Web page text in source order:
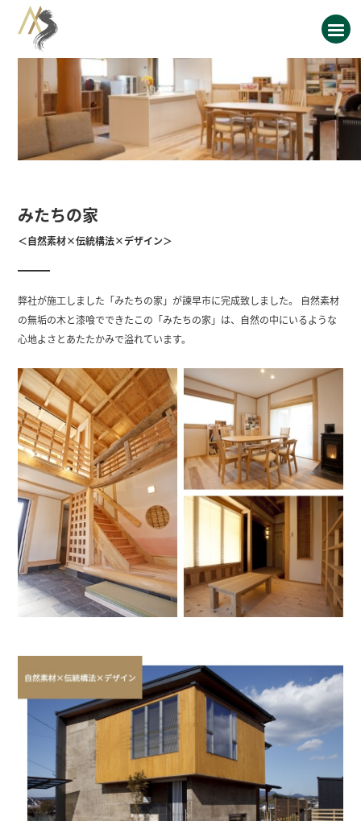
みたちの家
＜自然素材×伝統構法×デザイン＞
弊社が施工しました「みたちの家」が諫早市に完成致しました。 自然素材
の無垢の木と漆喰でできたこの「みたちの家」は、自然の中にいるような
心地よさとあたたかみで溢れています。